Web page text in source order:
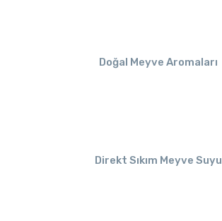
Doğal Meyve Aromaları
Direkt Sıkım Meyve Suyu